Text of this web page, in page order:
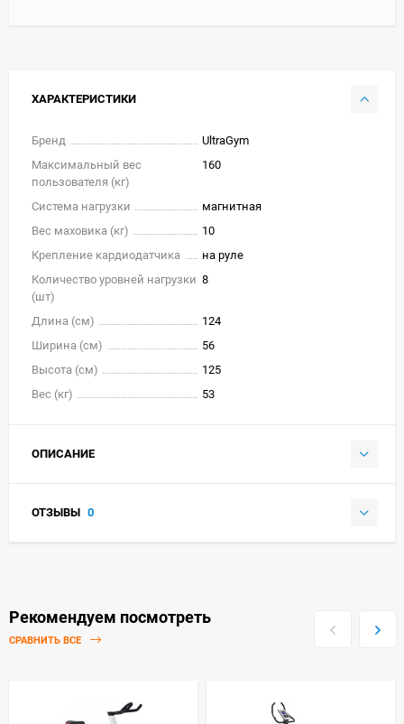
ХАРАКТЕРИСТИКИ
Бренд
UltraGym
Максимальный вес
пользователя (кг)
160
Система нагрузки
магнитная
Вес маховика (кг)
10
Крепление кардиодатчика
на руле
Количество уровней нагрузки
(шт)
8
Длина (см)
124
Ширина (см)
56
Высота (см)
125
Вес (кг)
53
ОПИСАНИЕ
ОТЗЫВЫ 0
Рекомендуем посмотреть
СРАВНИТЬ ВСЕ